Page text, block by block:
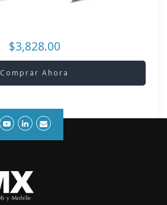
$3,828.00
Comprar Ahora